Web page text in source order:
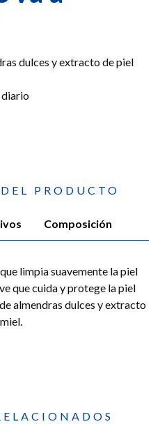
dulces y extracto de piel
diario
PRODUCTO
Composición
limpia suavemente la piel
que cuida y protege la piel
almendras dulces y extracto